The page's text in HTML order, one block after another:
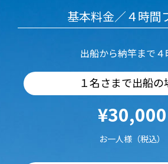
基本料金／４時間
出船から納竿まで４
１名さまで出船の
¥30,000
お一人様（税込）